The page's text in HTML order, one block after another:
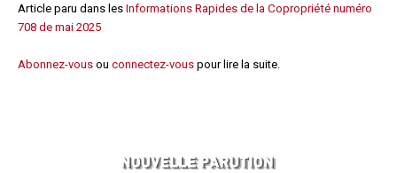
Article paru dans les Informations Rapides de la Copropriété numéro
708 de mai 2025
Abonnez-vous ou connectez-vous pour lire la suite.